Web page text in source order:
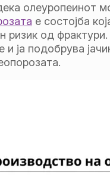
олеуропеинот
е состојба
ризик од
и ја подобрува